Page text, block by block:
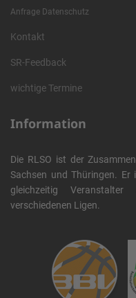
Anfrage Datenschutz
Kontakt
SR-Feedback
wichtige Termine
Information
Die RLSO ist der
Sachsen und Thüringen.
gleichzeitig
verschiedenen Ligen.